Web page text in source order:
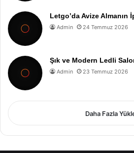
Letgo’da Avize Almanın
Admin 24 Temmuz 2026
Şık ve Modern Ledli
Admin 23 Temmuz 2026
Daha Fazla